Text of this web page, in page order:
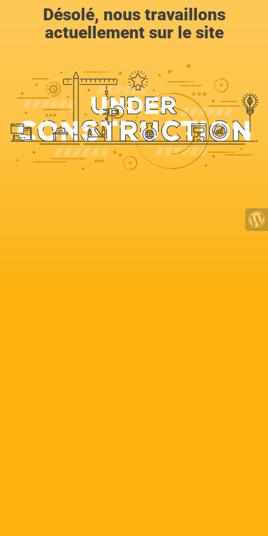
Désolé, nous travaillons
actuellement sur le site